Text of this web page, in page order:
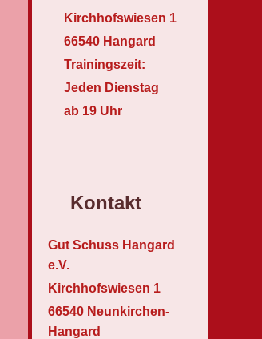
Kirchhofswiesen 1
66540 Hangard
Trainingszeit:
Jeden Dienstag
ab 19 Uhr
Kontakt
Gut Schuss Hangard
e.V.
Kirchhofswiesen 1
66540 Neunkirchen-
Hangard